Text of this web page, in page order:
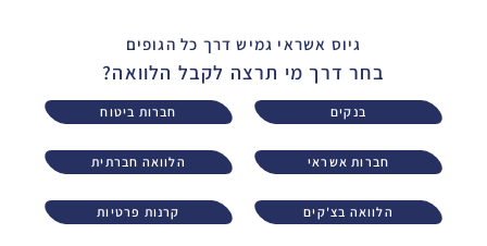
גיוס אשראי גמיש דרך כל הגופים
בחר דרך מי תרצה לקבל הלוואה?
בנקים חברות ביטוח
חברות אשראי הלוואה חברתית
הלוואה בצ'קים קרנות פרטיות